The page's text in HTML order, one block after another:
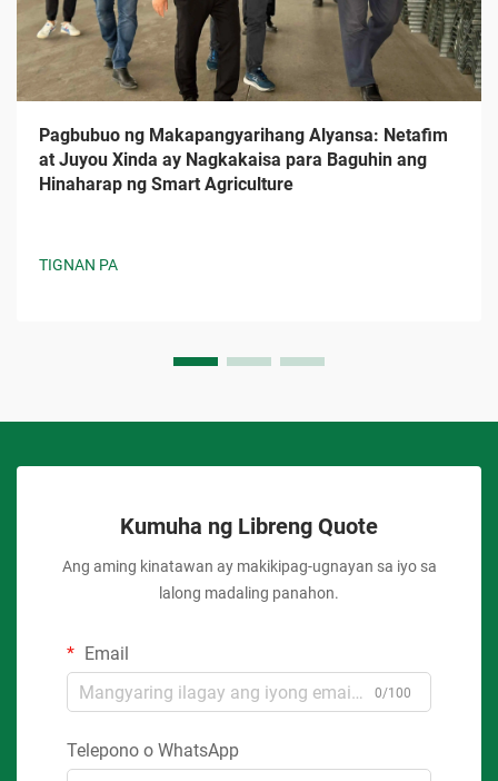
Pagbubuo ng Makapangyarihang Alyansa: Netafim
at Juyou Xinda ay Nagkakaisa para Baguhin ang
Hinaharap ng Smart Agriculture
TIGNAN PA
Kumuha ng Libreng Quote
Ang aming kinatawan ay makikipag-ugnayan sa iyo sa
lalong madaling panahon.
Email
0/100
Telepono o WhatsApp